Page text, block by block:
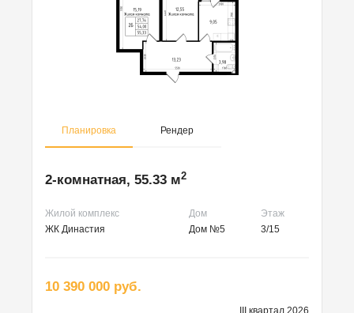
Планировка Рендер
2-комнатная, 55.33 м2
Жилой комплекс Дом
Этаж
ЖК Династия
Дом №5 3/15
10 390 000 руб.
III квартал 2026